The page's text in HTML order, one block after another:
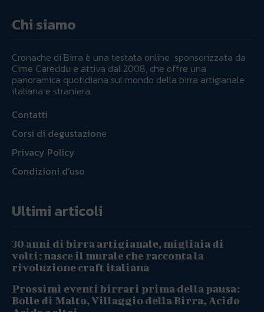
Chi siamo
Cronache di Birra è una testata online sponsorizzata da
Cime Careddu e attiva dal 2008, che offre una
panoramica quotidiana sul mondo della birra artigianale
italiana e straniera.
Contatti
Corsi di degustazione
Privacy Policy
Condizioni d’uso
Ultimi articoli
30 anni di birra artigianale, migliaia di
volti: nasce il murale che racconta la
rivoluzione craft italiana
Prossimi eventi birrari prima della pausa:
Bolle di Malto, Villaggio della Birra, Acido